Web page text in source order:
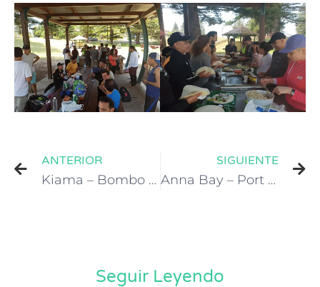
ANTERIOR
Kiama – Bombo Headland Quarry
SIGUIENTE
Anna Bay – Port Stephens
Seguir Leyendo